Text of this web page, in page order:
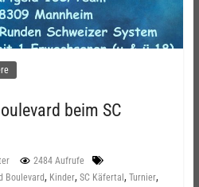
beim SC
2484 Aufrufe
Boulevard, Kinder, SC Käfertal, Turnier,